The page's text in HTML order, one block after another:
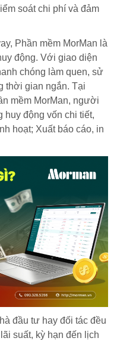
soát chi phí và đảm
Phần mềm MorMan là
động. Với giao diện
chóng làm quen, sử
thời gian ngắn. Tại
mềm MorMan, người
huy động vốn chi tiết,
hoạt; Xuất báo cáo, in
đầu tư hay đối tác đều
suất, kỳ hạn đến lịch